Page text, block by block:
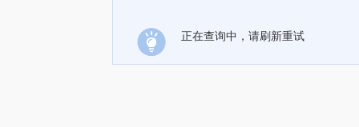
正在查询中，请刷新重试